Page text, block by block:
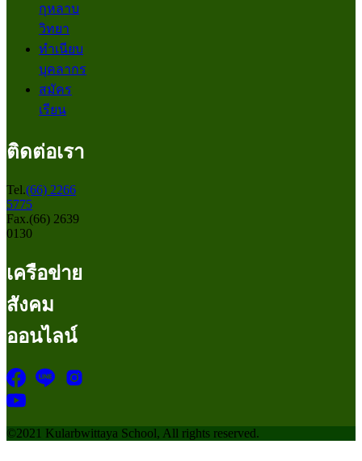
กุหลาบ
วิทยา
ทำเนียบ
บุคลากร
สมัคร
เรียน
ติดต่อเรา
Tel.(66) 2266
5775
Fax.(66) 2639
0130
เครือข่าย
สังคม
ออนไลน์
©2021 Kularbwittaya School, All rights reserved.